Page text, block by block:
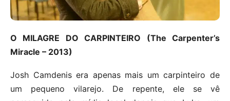
O MILAGRE DO CARPINTEIRO (The Carpenter’s
Miracle – 2013)
Josh Camdenis era apenas mais um carpinteiro de
um pequeno vilarejo. De repente, ele se vê